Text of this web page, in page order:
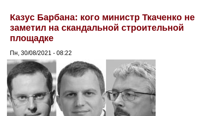
Казус Барбана: кого министр Ткаченко не
заметил на скандальной строительной
площадке
Пн, 30/08/2021 - 08:22